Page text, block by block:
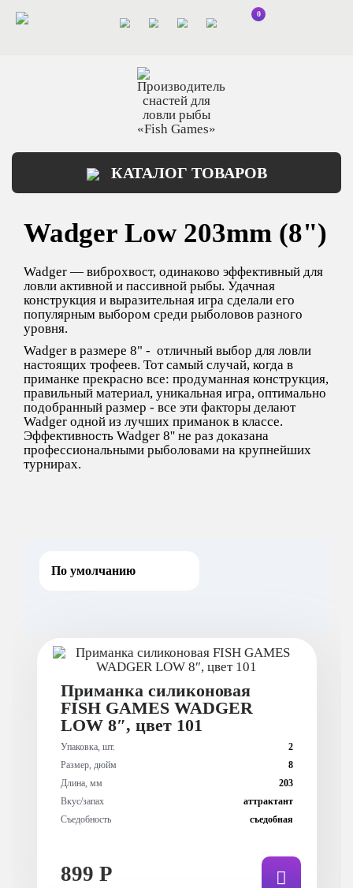
КАТАЛОГ ТОВАРОВ
Wadger Low 203mm (8")
Wadger — виброхвост, одинаково эффективный для
ловли активной и пассивной рыбы. Удачная
конструкция и выразительная игра сделали его
популярным выбором среди рыболовов разного
уровня.
Wadger в размере 8" - отличный выбор для ловли
настоящих трофеев. Тот самый случай, когда в
приманке прекрасно все: продуманная конструкция,
правильный материал, уникальная игра, оптимально
подобранный размер - все эти факторы делают
Wadger одной из лучших приманок в классе.
Эффективность Wadger 8'' не раз доказана
профессиональными рыболовами на крупнейших
турнирах.
Приманка силиконовая
FISH GAMES WADGER
LOW 8″, цвет 101
Упаковка, шт.
2
Размер, дюйм
8
Длина, мм
203
Вкус/запах
аттрактант
Съедобность
съедобная
899 Р